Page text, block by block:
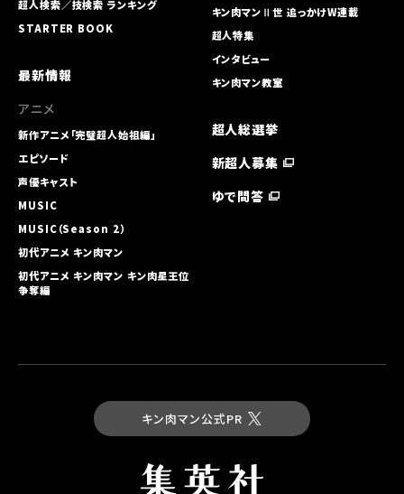
vol.53【コミックス派はネタバレ要注意!】
『キン肉マン』大好き＆絵心ある芸人なすなかにし・中西茂樹の「超
人募集」漫談【ザ・出荷編】
おぎぬまXのキン肉マンレビュー【第53巻編】～救世主（メシア）VS
復讐者（ネメシス）!! 光と闇の攻防～
2026.01.25
"ゆで原画"第39回！ 好評発売中『キン肉マン』最新JC91巻をより楽
しむために......90巻をベストシーンでおさらい!!
2026.01.10
『キン肉マン』公式サイトで25年12月に最も検索されたのは誰！？
キンケシ人気いまだに強し！
おぎぬまXのキン肉マンレビュー【第52巻編】～超ド迫力パワー対決!!
バッファローマンVSガンマン!!～
『キン肉マン』大好き＆絵心ある芸人なすなかにし・中西茂樹の「超
超人検索／技検索 ランキング
STARTER BOOK
最新情報
アニメ
新作アニメ「完璧超人始祖編」
エピソード
声優キャスト
MUSIC
MUSIC（Season 2）
初代アニメ キン⾁マン
初代アニメ キン⾁マン キン⾁星王位
争奪編
キン肉マンⅡ世 追っかけW連載
超人特集
インタビュー
キン肉マン教室
超人総選挙
新超人募集
ゆで問答
キン肉マン公式PR